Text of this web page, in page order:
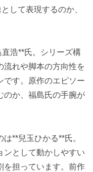
して表現するのか、
浩**氏。シリーズ構
流れや脚本の方向性を
です。原作のエピソー
のか、福島氏の手腕が
**兒玉ひかる**氏。
ンとして動かしやすい
を担っています。前作